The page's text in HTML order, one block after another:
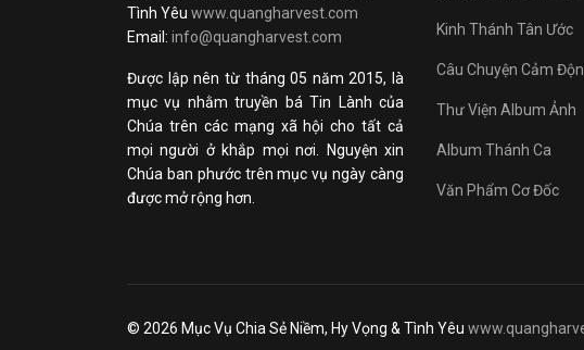
Tình Yêu www.quangharvest.com
Email: info@quangharvest.com
Được lập nên từ tháng 05 năm 2015, là
mục vụ nhằm truyền bá Tin Lành của
Chúa trên các mạng xã hội cho tất cả
mọi người ở khắp mọi nơi. Nguyện xin
Chúa ban phước trên mục vụ ngày càng
được mở rộng hơn.
Kinh Thánh Tân Ước
Câu Chuyện Cảm
Thư Viện Album Ảnh
Album Thánh Ca
Văn Phẩm Cơ Đốc
© 2026 Mục Vụ Chia Sẻ Niềm, Hy Vọng & Tình Yêu